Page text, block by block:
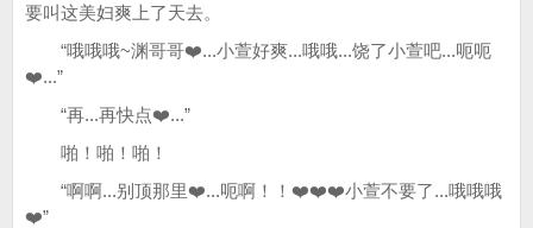
要叫这美妇爽上了天去。
“哦哦哦~渊哥哥❤️...小萱好爽...哦哦...饶了小萱吧...呃呃
❤️...”
“再...再快点❤️...”
啪！啪！啪！
“啊啊...别顶那里❤️...呃啊！！❤️❤️❤️小萱不要了...哦哦哦
❤️”